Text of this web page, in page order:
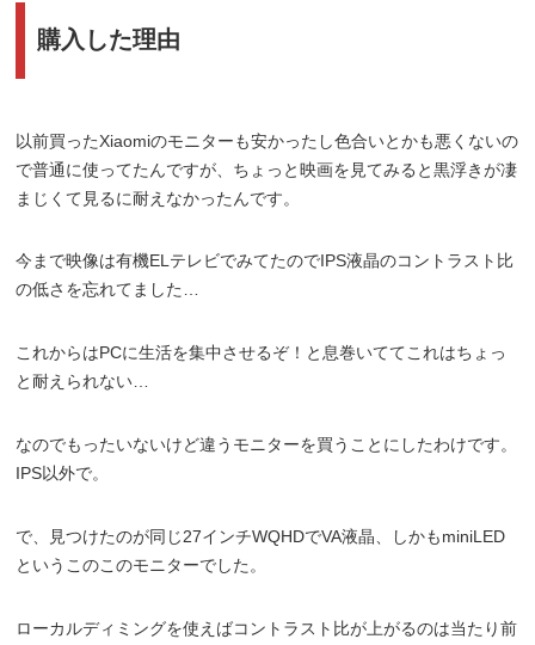
購入した理由
以前買ったXiaomiのモニターも安かったし色合いとかも悪くないの
で普通に使ってたんですが、ちょっと映画を見てみると黒浮きが凄
まじくて見るに耐えなかったんです。
今まで映像は有機ELテレビでみてたのでIPS液晶のコントラスト比
の低さを忘れてました…
これからはPCに生活を集中させるぞ！と息巻いててこれはちょっ
と耐えられない…
なのでもったいないけど違うモニターを買うことにしたわけです。
IPS以外で。
で、見つけたのが同じ27インチWQHDでVA液晶、しかもminiLED
というこのこのモニターでした。
ローカルディミングを使えばコントラスト比が上がるのは当たり前